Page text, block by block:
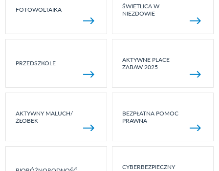
FOTOWOLTAIKA
ŚWIETLICA W
NIEZDOWIE
PRZEDSZKOLE
AKTYWNE PLACE
ZABAW 2025
AKTYWNY MALUCH/
ŻŁOBEK
BEZPŁATNA POMOC
PRAWNA
CYBERBEZPIECZNY